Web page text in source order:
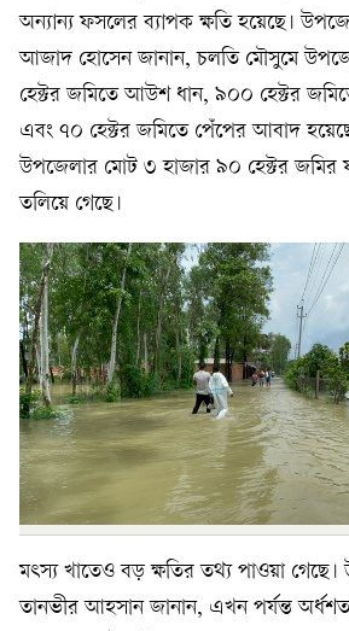
অন্যান্য ফসলের ব্যাপক ক্ষতি হয়েছে।
আজাদ হোসেন জানান, চলতি মৌসুমে
হেক্টর জমিতে আউশ ধান, ৯০০ হেক্টর
এবং ৭০ হেক্টর জমিতে পেঁপের আবাদ
উপজেলার মোট ৩ হাজার ৯০ হেক্টর জমির
তলিয়ে গেছে।
মৎস্য খাতেও বড় ক্ষতির তথ্য পাওয়া গেছে।
তানভীর আহসান জানান, এখন পর্যন্ত